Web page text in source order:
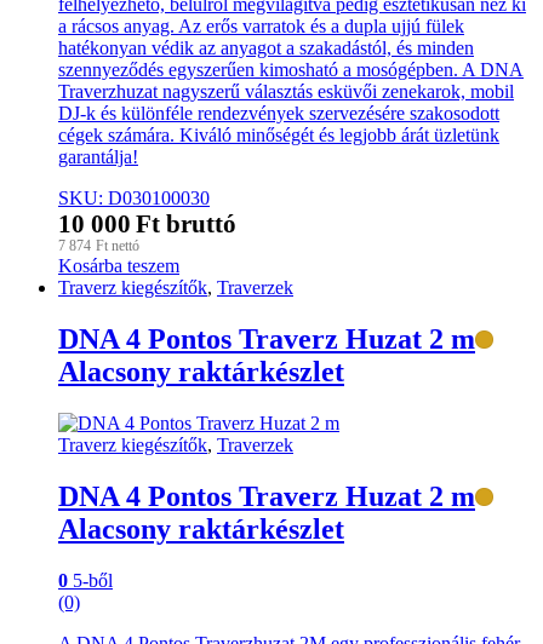
felhelyezhető, belülről megvilágítva pedig esztétikusan néz ki
a rácsos anyag. Az erős varratok és a dupla ujjú fülek
hatékonyan védik az anyagot a szakadástól, és minden
szennyeződés egyszerűen kimosható a mosógépben. A DNA
Traverzhuzat nagyszerű választás esküvői zenekarok, mobil
DJ-k és különféle rendezvények szervezésére szakosodott
cégek számára. Kiváló minőségét és legjobb árát üzletünk
garantálja!
SKU: D030100030
10 000 Ft bruttó
7 874 Ft nettó
Kosárba teszem
Traverz kiegészítők, Traverzek
DNA 4 Pontos Traverz Huzat 2 m
Alacsony raktárkészlet
Traverz kiegészítők, Traverzek
DNA 4 Pontos Traverz Huzat 2 m
Alacsony raktárkészlet
0 5-ből
(0)